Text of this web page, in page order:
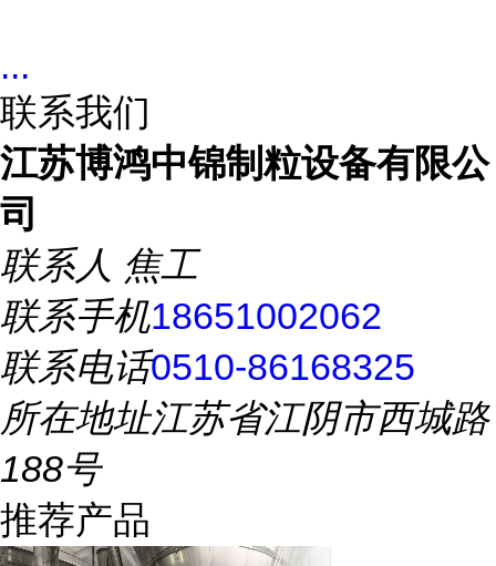
...
联系我们
江苏博鸿中锦制粒设备有限公
司
联系人 焦工
联系手机18651002062
联系电话0510-86168325
所在地址江苏省江阴市西城路
188号
推荐产品